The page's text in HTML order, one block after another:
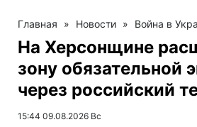
Главная » Новости » Война в
На Херсонщине
зону обязательной
через российский
15:44 09.08.2026 Вс